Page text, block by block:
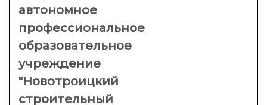
автономное
профессиональное
образовательное
учреждение
"Новотроицкий
строительный